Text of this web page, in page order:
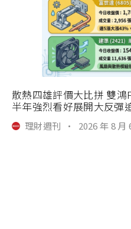
散熱四雄評價大比拼 雙
半年強烈看好展開大反彈
理財週刊 · 2026 年 8 月